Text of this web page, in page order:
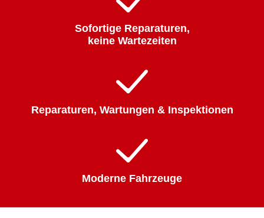
Sofortige Reparaturen,
keine Wartezeiten
Reparaturen, Wartungen & Inspektionen
Moderne Fahrzeuge